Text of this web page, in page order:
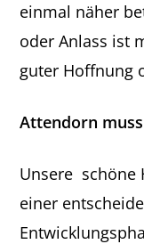
einmal näher
oder Anlass ist
guter Hoffnung
Attendorn
Unsere schöne
einer